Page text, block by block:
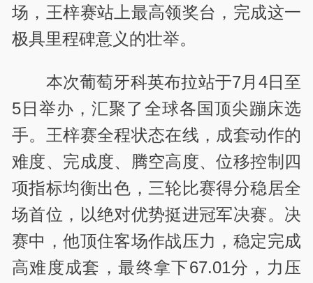
场，王梓赛站上最高领奖台，完成这一
极具里程碑意义的壮举。
本次葡萄牙科英布拉站于7月4日至
5日举办，汇聚了全球各国顶尖蹦床选
手。王梓赛全程状态在线，成套动作的
难度、完成度、腾空高度、位移控制四
项指标均衡出色，三轮比赛得分稳居全
场首位，以绝对优势挺进冠军决赛。决
赛中，他顶住客场作战压力，稳定完成
高难度成套，最终拿下67.01分，力压